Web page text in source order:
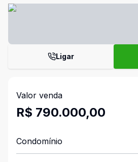
Ligar
Valor venda
R$ 790.000,00
Condomínio